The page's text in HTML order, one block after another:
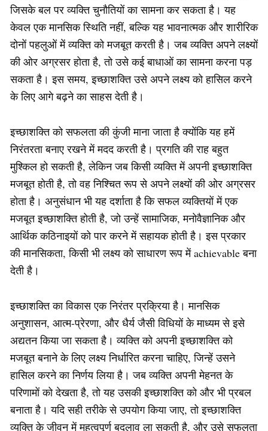
जिसके बल पर व्यक्ति चुनौतियों का सामना कर सकता है। यह
केवल एक मानसिक स्थिति नहीं, बल्कि यह भावनात्मक और शारीरिक
दोनों पहलुओं में व्यक्ति को मजबूत करती है। जब व्यक्ति अपने लक्ष्यों
की ओर अग्रसर होता है, तो उसे कई बाधाओं का सामना करना पड़
सकता है। इस समय, इच्छाशक्ति उसे अपने लक्ष्य को हासिल करने
के लिए आगे बढ़ने का साहस देती है।
इच्छाशक्ति को सफलता की कुंजी माना जाता है क्योंकि यह हमें
निरंतरता बनाए रखने में मदद करती है। प्रगति की राह बहुत
मुश्किल हो सकती है, लेकिन जब किसी व्यक्ति में अपनी इच्छाशक्ति
मजबूत होती है, तो वह निश्चित रूप से अपने लक्ष्यों की ओर अग्रसर
होता है। अनुसंधान भी यह दर्शाता है कि सफल व्यक्तियों में एक
मजबूत इच्छाशक्ति होती है, जो उन्हें सामाजिक, मनोवैज्ञानिक और
आर्थिक कठिनाइयों को पार करने में सहायक होती है। इस प्रकार
की मानसिकता, किसी भी लक्ष्य को साधारण रूप में achievable बना
देती है।
इच्छाशक्ति का विकास एक निरंतर प्रक्रिया है। मानसिक
अनुशासन, आत्म-प्रेरणा, और धैर्य जैसी विधियों के माध्यम से इसे
अद्यतन किया जा सकता है। व्यक्ति को अपनी इच्छाशक्ति को
मजबूत बनाने के लिए लक्ष्य निर्धारित करना चाहिए, जिन्हें उसने
हासिल करने का निर्णय लिया है। जब व्यक्ति अपनी मेहनत के
परिणामों को देखता है, तो यह उसकी इच्छाशक्ति को और भी प्रबल
बनाता है। यदि सही तरीके से उपयोग किया जाए, तो इच्छाशक्ति
व्यक्ति के जीवन में महत्वपूर्ण बदलाव ला सकती है, और उसे सफलता